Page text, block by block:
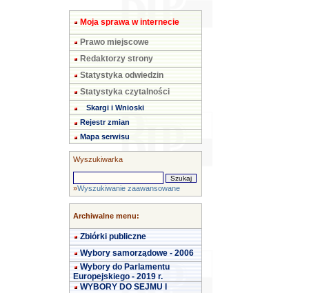
Moja sprawa w internecie
Prawo miejscowe
Redaktorzy strony
Statystyka odwiedzin
Statystyka czytalności
Skargi i Wnioski
Rejestr zmian
Mapa serwisu
Wyszukiwarka
»Wyszukiwanie zaawansowane
Archiwalne menu:
Zbiórki publiczne
Wybory samorządowe - 2006
Wybory do Parlamentu
Europejskiego - 2019 r.
WYBORY DO SEJMU I